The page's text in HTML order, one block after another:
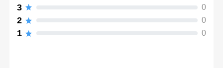
3 0
2 0
1 0